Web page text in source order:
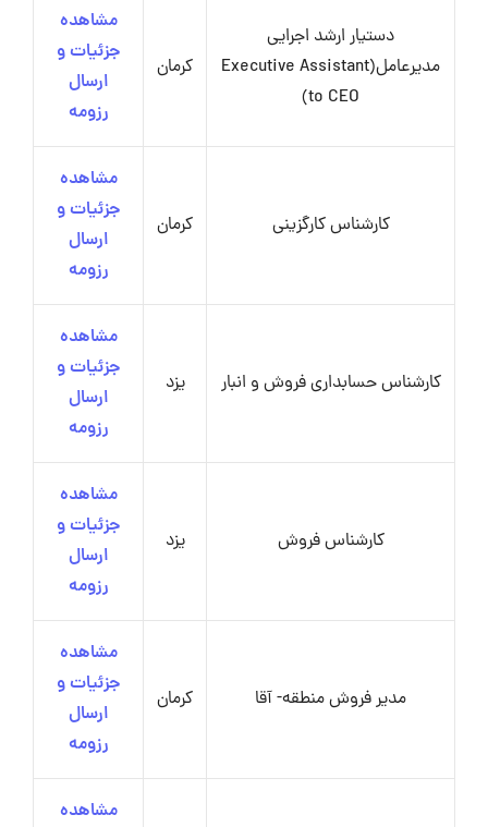
دستیار ارشد اجرایی
مدیرعامل(Executive Assistant
to CEO)
کرمان
مشاهده
جزئیات و
ارسال
رزومه
کارشناس کارگزینی کرمان
مشاهده
جزئیات و
ارسال
رزومه
کارشناس حسابداری فروش و انبار یزد
مشاهده
جزئیات و
ارسال
رزومه
کارشناس فروش یزد
مشاهده
جزئیات و
ارسال
رزومه
مدیر فروش منطقه- آقا کرمان
مشاهده
جزئیات و
ارسال
رزومه
مشاهده